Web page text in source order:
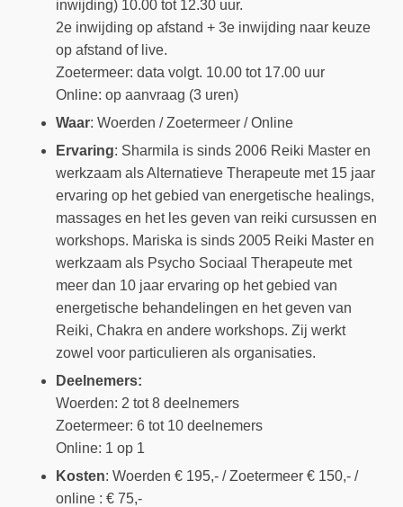
inwijding) 10.00 tot 12.30 uur.
2e inwijding op afstand + 3e inwijding naar keuze
op afstand of live.
Zoetermeer: data volgt. 10.00 tot 17.00 uur
Online: op aanvraag (3 uren)
Waar: Woerden / Zoetermeer / Online
Ervaring: Sharmila is sinds 2006 Reiki Master en
werkzaam als Alternatieve Therapeute met 15 jaar
ervaring op het gebied van energetische healings,
massages en het les geven van reiki cursussen en
workshops. Mariska is sinds 2005 Reiki Master en
werkzaam als Psycho Sociaal Therapeute met
meer dan 10 jaar ervaring op het gebied van
energetische behandelingen en het geven van
Reiki, Chakra en andere workshops. Zij werkt
zowel voor particulieren als organisaties.
Deelnemers:
Woerden: 2 tot 8 deelnemers
Zoetermeer: 6 tot 10 deelnemers
Online: 1 op 1
Kosten: Woerden € 195,- / Zoetermeer € 150,- /
online : € 75,-